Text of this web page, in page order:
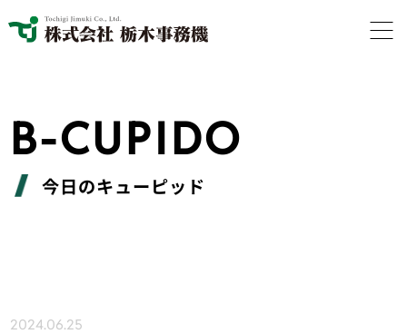
B-CUPIDO
今日のキューピッド
2024.06.25